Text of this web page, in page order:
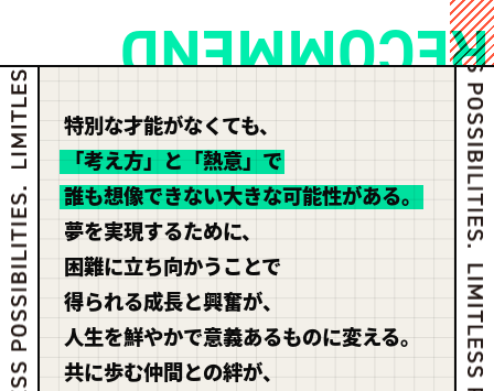
RECOMMEND
特別な才能がなくても、
「考え方」と「熱意」で
誰も想像できない大きな可能性がある。
夢を実現するために、
困難に立ち向かうことで
得られる成長と興奮が、
人生を鮮やかで意義あるものに変える。
共に歩む仲間との絆が、